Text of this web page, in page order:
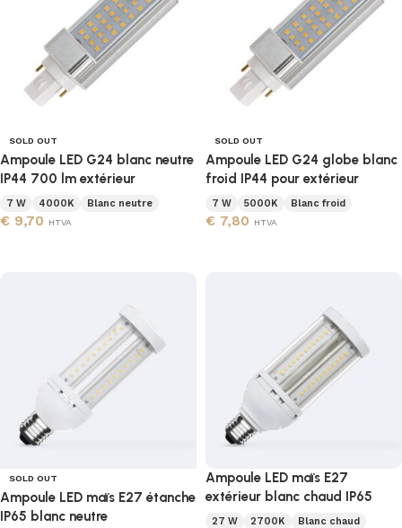
SOLD OUT
Ampoule LED G24 blanc neutre
IP44 700 lm extérieur
7 W 4000K Blanc neutre
€ 9,70 HTVA
SOLD OUT
Ampoule LED G24 globe blanc
froid IP44 pour extérieur
7 W 5000K Blanc froid
€ 7,80 HTVA
SOLD OUT
Ampoule LED maïs E27 étanche
IP65 blanc neutre
Ampoule LED maïs E27
extérieur blanc chaud IP65
27 W 2700K Blanc chaud